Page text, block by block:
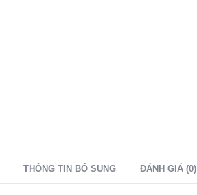
THÔNG TIN BỔ SUNG ĐÁNH GIÁ (0)